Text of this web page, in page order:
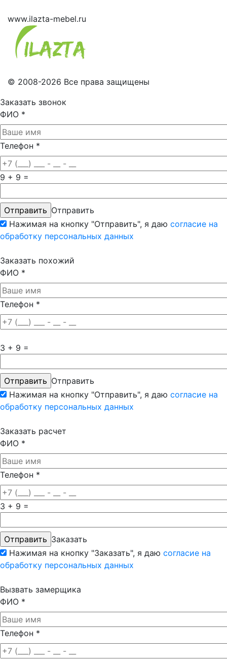
www.ilazta-mebel.ru
© 2008-2026 Все права защищены
Заказать звонок
ФИО *
Телефон *
9 + 9 =
Отправить
Нажимая на кнопку "Отправить", я даю согласие на
обработку персональных данных
Заказать похожий
ФИО *
Телефон *
3 + 9 =
Отправить
Нажимая на кнопку "Отправить", я даю согласие на
обработку персональных данных
Заказать расчет
ФИО *
Телефон *
3 + 9 =
Заказать
Нажимая на кнопку "Заказать", я даю согласие на
обработку персональных данных
Вызвать замерщика
ФИО *
Телефон *